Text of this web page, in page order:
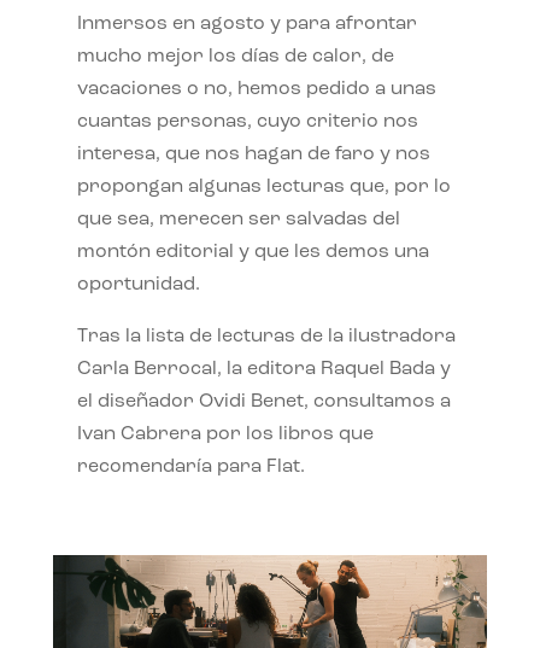
Inmersos en agosto y para afrontar
mucho mejor los días de calor, de
vacaciones o no, hemos pedido a unas
cuantas personas, cuyo criterio nos
interesa, que nos hagan de faro y nos
propongan algunas lecturas que, por lo
que sea, merecen ser salvadas del
montón editorial y que les demos una
oportunidad.
Tras la lista de lecturas de la ilustradora
Carla Berrocal, la editora Raquel Bada y
el diseñador Ovidi Benet, consultamos a
Ivan Cabrera por los libros que
recomendaría para Flat.